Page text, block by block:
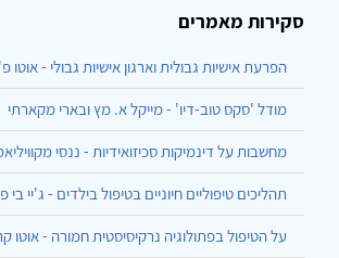
סקירות מאמרים
הפרעת אישיות גבולית וארגון אישיות גבולי - אוטו
מודל 'סקס טוב-דיו' - מייקל א. מץ ובארי מקארתי
מחשבות על דינמיקות סכיזואידיות - ננסי
תהליכים טיפוליים חיוניים בטיפול בילדים - ג'יי בי
על הטיפול בפתולוגיה נרקיסיסטית חמורה - אוטו